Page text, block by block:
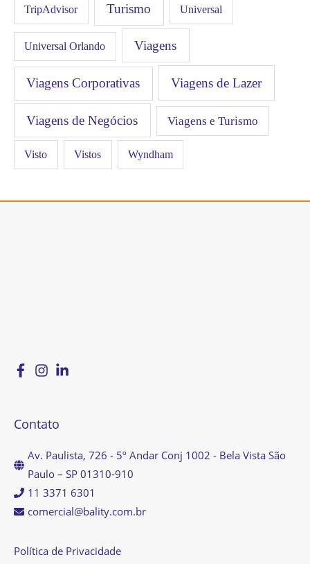
TripAdvisor Turismo Universal
Universal Orlando Viagens
Viagens Corporativas Viagens de Lazer
Viagens de Negócios Viagens e Turismo
Visto Vistos Wyndham
Contato
Av. Paulista, 726 - 5º Andar Conj 1002 - Bela Vista São
Paulo – SP 01310-910
11 3371 6301
comercial@bality.com.br
Política de Privacidade